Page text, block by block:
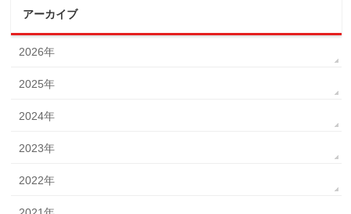
アーカイブ
2026年
2025年
2024年
2023年
2022年